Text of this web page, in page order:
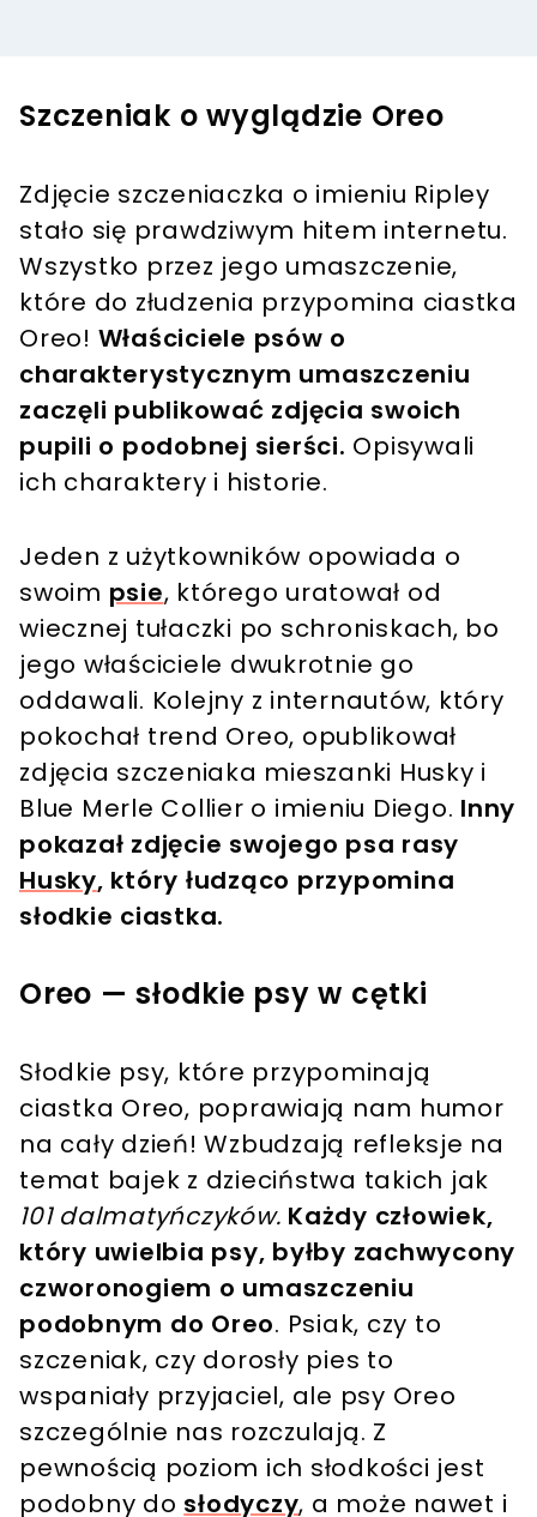
Szczeniak o wyglądzie Oreo
Zdjęcie szczeniaczka o imieniu Ripley
stało się prawdziwym hitem internetu.
Wszystko przez jego umaszczenie,
które do złudzenia przypomina ciastka
Oreo! Właściciele psów o
charakterystycznym umaszczeniu
zaczęli publikować zdjęcia swoich
pupili o podobnej sierści. Opisywali
ich charaktery i historie.
Jeden z użytkowników opowiada o
swoim psie, którego uratował od
wiecznej tułaczki po schroniskach, bo
jego właściciele dwukrotnie go
oddawali. Kolejny z internautów, który
pokochał trend Oreo, opublikował
zdjęcia szczeniaka mieszanki Husky i
Blue Merle Collier o imieniu Diego. Inny
pokazał zdjęcie swojego psa rasy
Husky, który łudząco przypomina
słodkie ciastka.
Oreo — słodkie psy w cętki
Słodkie psy, które przypominają
ciastka Oreo, poprawiają nam humor
na cały dzień! Wzbudzają refleksje na
temat bajek z dzieciństwa takich jak
101 dalmatyńczyków. Każdy człowiek,
który uwielbia psy, byłby zachwycony
czworonogiem o umaszczeniu
podobnym do Oreo. Psiak, czy to
szczeniak, czy dorosły pies to
wspaniały przyjaciel, ale psy Oreo
szczególnie nas rozczulają. Z
pewnością poziom ich słodkości jest
podobny do słodyczy, a może nawet i